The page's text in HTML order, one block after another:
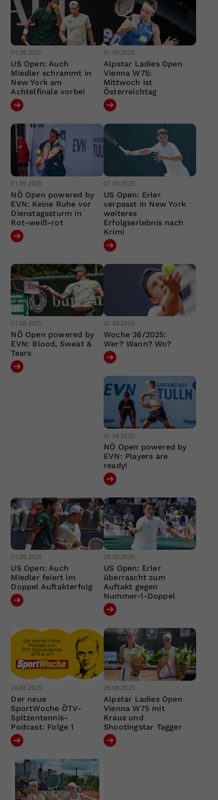
01.09.2025
US Open: Auch
Miedler schrammt in
New York am
Achtelfinale vorbei
01.09.2025
Alpstar Ladies Open
Vienna W75:
Mittwoch ist
Österreichtag
01.09.2025
NÖ Open powered by
EVN: Keine Ruhe vor
Dienstagssturm in
Rot-weiß-rot
01.09.2025
US Open: Erler
verpasst in New York
weiteres
Erfolgserlebnis nach
Krimi
31.08.2025
NÖ Open powered by
EVN: Blood, Sweat &
Tears
31.08.2025
Woche 36/2025:
Wer? Wann? Wo?
31.08.2025
NÖ Open powered by
EVN: Players are
ready!
31.08.2025
US Open: Auch
Miedler feiert im
Doppel Auftakterfolg
29.08.2025
US Open: Erler
überrascht zum
Auftakt gegen
Nummer-1-Doppel
26.08.2025
Der neue
SportWoche ÖTV-
Spitzentennis-
Podcast: Folge 1
26.08.2025
Alpstar Ladies Open
Vienna W75 mit
Kraus und
Shootingstar Tagger